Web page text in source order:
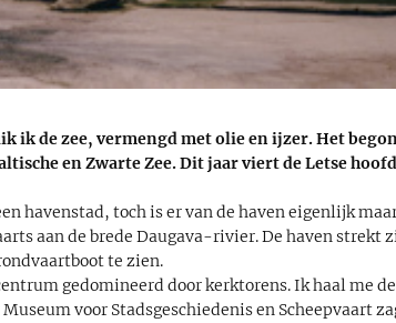
ik de zee, vermengd met olie en ijzer. Het
en Zwarte Zee. Dit jaar viert de Letse
havenstad, toch is er van de haven eigenlijk
aan de brede Daugava-rivier. De haven strekt
te zien.
gedomineerd door kerktorens. Ik haal me
voor Stadsgeschiedenis en Scheepvaart